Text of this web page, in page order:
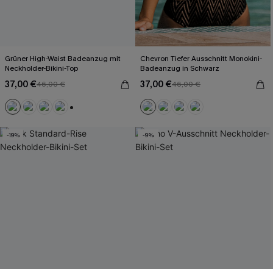
Grüner High-Waist Badeanzug mit
Neckholder-Bikini-Top
37,00 €46,00 €
Chevron Tiefer Ausschnitt Monokini-
Badeanzug in Schwarz
37,00 €46,00 €
-19% -9%